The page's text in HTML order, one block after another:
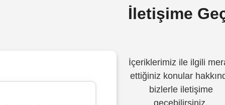
İletişime
İçeriklerimiz ile ilgili
ettiğiniz konular
bizlerle iletişime
geçebilirsiniz.